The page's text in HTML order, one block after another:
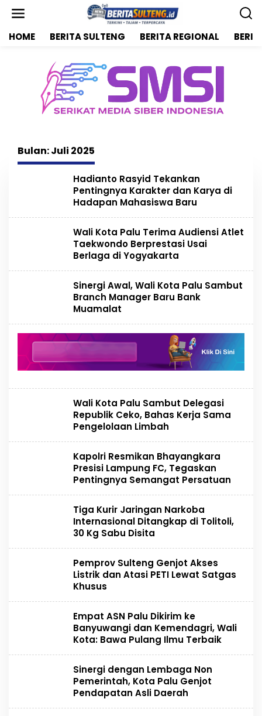
HOME BERITA SULTENG BERITA REGIONAL
Bulan:Juli 2025
Hadianto Rasyid Tekankan
Pentingnya Karakter dan Karya di
Hadapan Mahasiswa Baru
Wali Kota Palu Terima Audiensi Atlet
Taekwondo Berprestasi Usai
Berlaga di Yogyakarta
Sinergi Awal, Wali Kota Palu Sambut
Branch Manager Baru Bank
Muamalat
Wali Kota Palu Sambut Delegasi
Republik Ceko, Bahas Kerja Sama
Pengelolaan Limbah
Kapolri Resmikan Bhayangkara
Presisi Lampung FC, Tegaskan
Pentingnya Semangat Persatuan
Tiga Kurir Jaringan Narkoba
Internasional Ditangkap di Tolitoli,
30 Kg Sabu Disita
Pemprov Sulteng Genjot Akses
Listrik dan Atasi PETI Lewat Satgas
Khusus
Empat ASN Palu Dikirim ke
Banyuwangi dan Kemendagri, Wali
Kota: Bawa Pulang Ilmu Terbaik
Sinergi dengan Lembaga Non
Pemerintah, Kota Palu Genjot
Pendapatan Asli Daerah